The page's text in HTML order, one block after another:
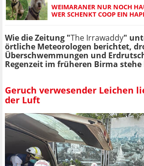
WEIMARANER NUR NOCH
WER SCHENKT COOP EIN
Wie die Zeitung "The Irrawaddy"
örtliche Meteorologen berichtet,
Überschwemmungen und
Regenzeit im früheren Birma stehe
Geruch verwesender Leichen
der Luft